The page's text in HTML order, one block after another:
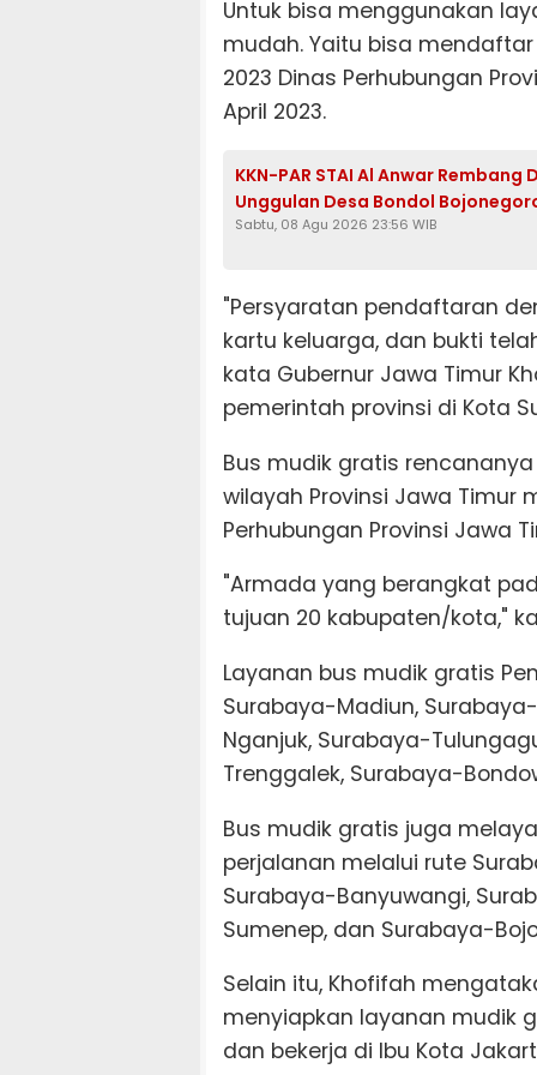
Untuk bisa menggunakan
mudah. Yaitu bisa
2023 Dinas Perhubungan
April 2023.
KKN-PAR STAI Al Anwar
Unggulan Desa Bondol
Sabtu, 08 Agu 2026 23:56 WIB
"Persyaratan pendaftaran
kartu keluarga, dan bukti
kata Gubernur Jawa Timur
pemerintah provinsi di Kota
Bus mudik gratis
wilayah Provinsi Jawa Timur
Perhubungan Provinsi Jawa
"Armada yang berangkat
tujuan 20 kabupaten/kota,"
Layanan bus mudik gratis
Surabaya-Madiun,
Nganjuk, Surabaya-
Trenggalek, Surabaya-
Bus mudik gratis juga
perjalanan melalui rute
Surabaya-Banyuwangi,
Sumenep, dan Surabaya-
Selain itu, Khofifah
menyiapkan layanan mudik
dan bekerja di Ibu Kota